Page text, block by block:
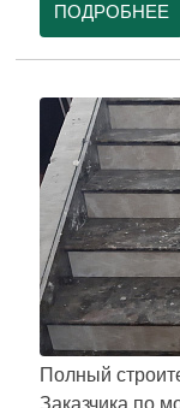
ПОДРОБНЕЕ
Полный
Заказчика по